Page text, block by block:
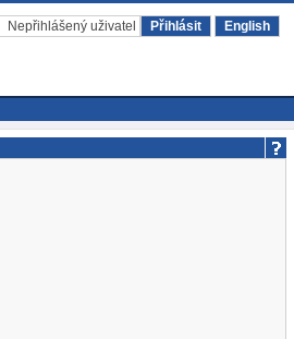
Nepřihlášený uživatel Přihlásit English